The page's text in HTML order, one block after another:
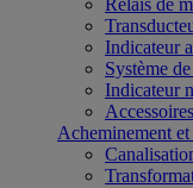
Relais de
Indicateur
Système
Indicateur
Acheminement